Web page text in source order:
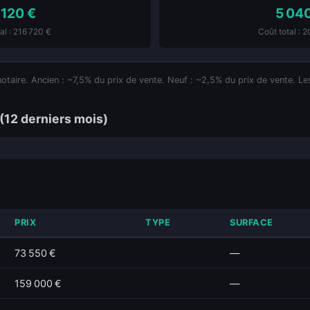
€
: 216 720 €
5
Coût total :
Ancien : ~7,5% du prix de vente. Neuf : ~2,5% du prix de vente.
derniers mois)
PRIX TYPE SURFACE
73 550 € —
159 000 € —